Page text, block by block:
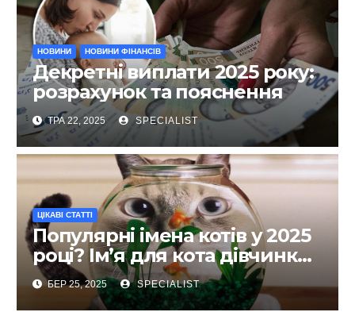
НОВИНИ НОВИНИ ФІНАНСІВ
Декретні виплати 2025 року:
розрахунок та пояснення
ТРА 22, 2025 SPECIALIST
ЦІКАВІ СТАТТІ
Популярні імена котів у 2025
році? Ім’я для кота дівчинки
та хлопчика
БЕР 25, 2025 SPECIALIST